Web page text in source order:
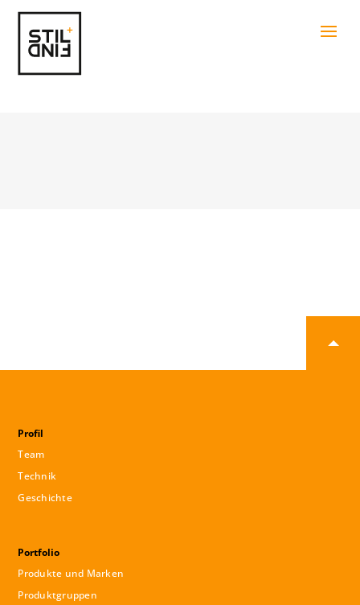
Profil
Team
Technik
Geschichte
Portfolio
Produkte und Marken
Produktgruppen